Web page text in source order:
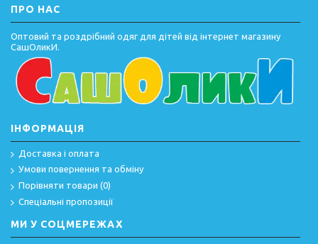
ПРО НАС
Оптовий та роздрібний одяг для дітей від інтернет магазину
СашОликИ.
ІНФОРМАЦІЯ
Доставка і оплата
Умови повернення та обміну
Порівняти товари (0)
Спеціальні пропозиції
МИ У СОЦМЕРЕЖАХ